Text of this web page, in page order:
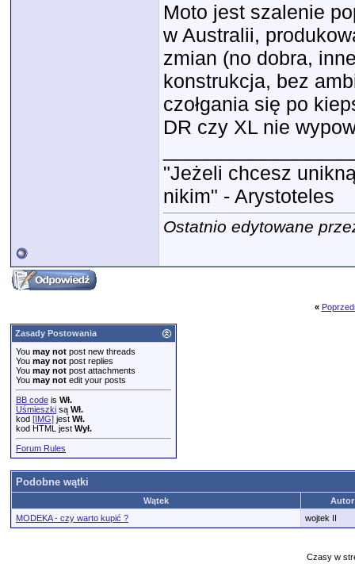
Moto jest szalenie
w Australii,
zmian (no dobra,
konstrukcja, bez
czołgania się po
DR czy XL nie
"Jeżeli chcesz
nikim" - Arystoteles
Ostatnio edytowane
«
Zasady Postowania
You may not post new threads
You may not post replies
You may not post attachments
You may not edit your posts
BB code is Wł.
Uśmieszki są Wł.
kod [IMG] jest Wł.
kod HTML jest Wył.
Forum Rules
Podobne wątki
Wątek
MODEKA - czy warto kupić ?
wojtek II
Czasy w